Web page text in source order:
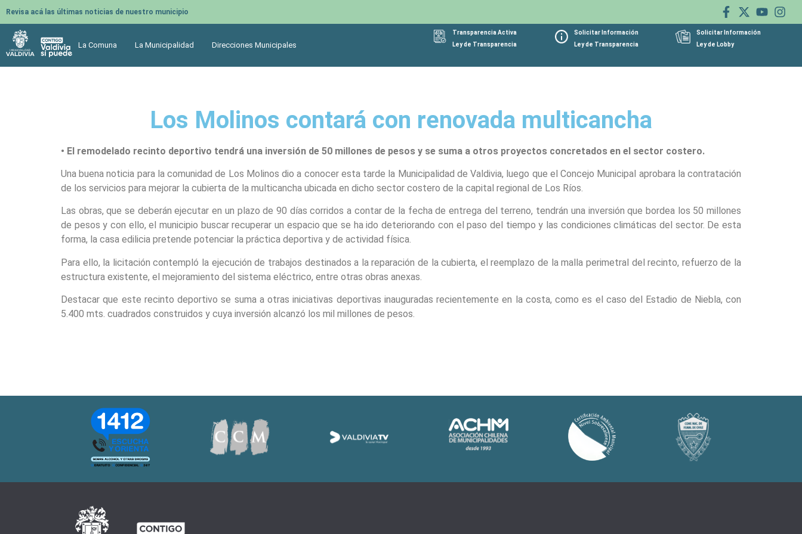
Revisa acá las últimas noticias de nuestro municipio
La Comuna La Municipalidad Direcciones Municipales
Transparencia Activa
Ley de Transparencia
Solicitar Información
Ley de Transparencia
Solicitar Información
Ley de Lobby
Los Molinos contará con renovada multicancha
• El remodelado recinto deportivo tendrá una inversión de 50 millones de pesos y se suma a otros proyectos concretados en el sector costero.
Una buena noticia para la comunidad de Los Molinos dio a conocer esta tarde la Municipalidad de Valdivia, luego que el Concejo Municipal aprobara la contratación
de los servicios para mejorar la cubierta de la multicancha ubicada en dicho sector costero de la capital regional de Los Ríos.
Las obras, que se deberán ejecutar en un plazo de 90 días corridos a contar de la fecha de entrega del terreno, tendrán una inversión que bordea los 50 millones
de pesos y con ello, el municipio buscar recuperar un espacio que se ha ido deteriorando con el paso del tiempo y las condiciones climáticas del sector. De esta
forma, la casa edilicia pretende potenciar la práctica deportiva y de actividad física.
Para ello, la licitación contempló la ejecución de trabajos destinados a la reparación de la cubierta, el reemplazo de la malla perimetral del recinto, refuerzo de la
estructura existente, el mejoramiento del sistema eléctrico, entre otras obras anexas.
Destacar que este recinto deportivo se suma a otras iniciativas deportivas inauguradas recientemente en la costa, como es el caso del Estadio de Niebla, con
5.400 mts. cuadrados construidos y cuya inversión alcanzó los mil millones de pesos.